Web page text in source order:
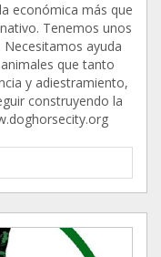
económica más que
Tenemos unos
Necesitamos ayuda
que tanto
y adiestramiento,
construyendo la